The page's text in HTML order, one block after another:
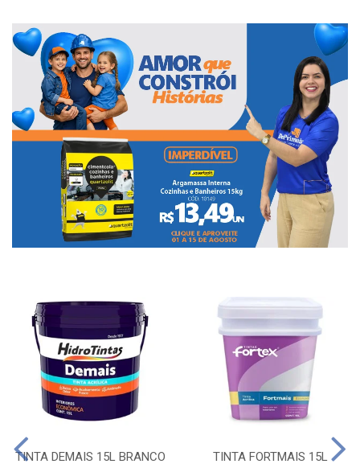
TINTA DEMAIS 15L BRANCO TINTA FORTMAIS 15L